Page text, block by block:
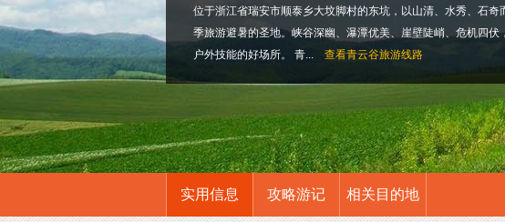
位于浙江省瑞安市顺泰乡大坟脚村的东坑，以山清、水秀、石奇
季旅游避暑的圣地。峡谷深幽、瀑潭优美、崖壁陡峭、危机四伏
户外技能的好场所。 青...
查看青云谷旅游线路
实用信息 攻略游记 相关目的地